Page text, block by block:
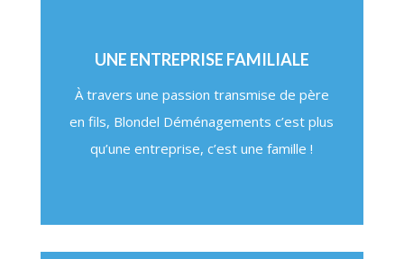
UNE ENTREPRISE FAMILIALE
À travers une passion transmise de père
en fils, Blondel Déménagements c’est plus
qu’une entreprise, c’est une famille !